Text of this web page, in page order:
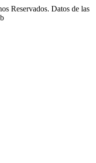
Reservados. Datos de las